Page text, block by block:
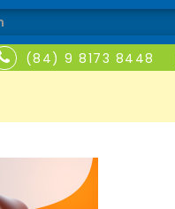
(84) 9 8173 8448